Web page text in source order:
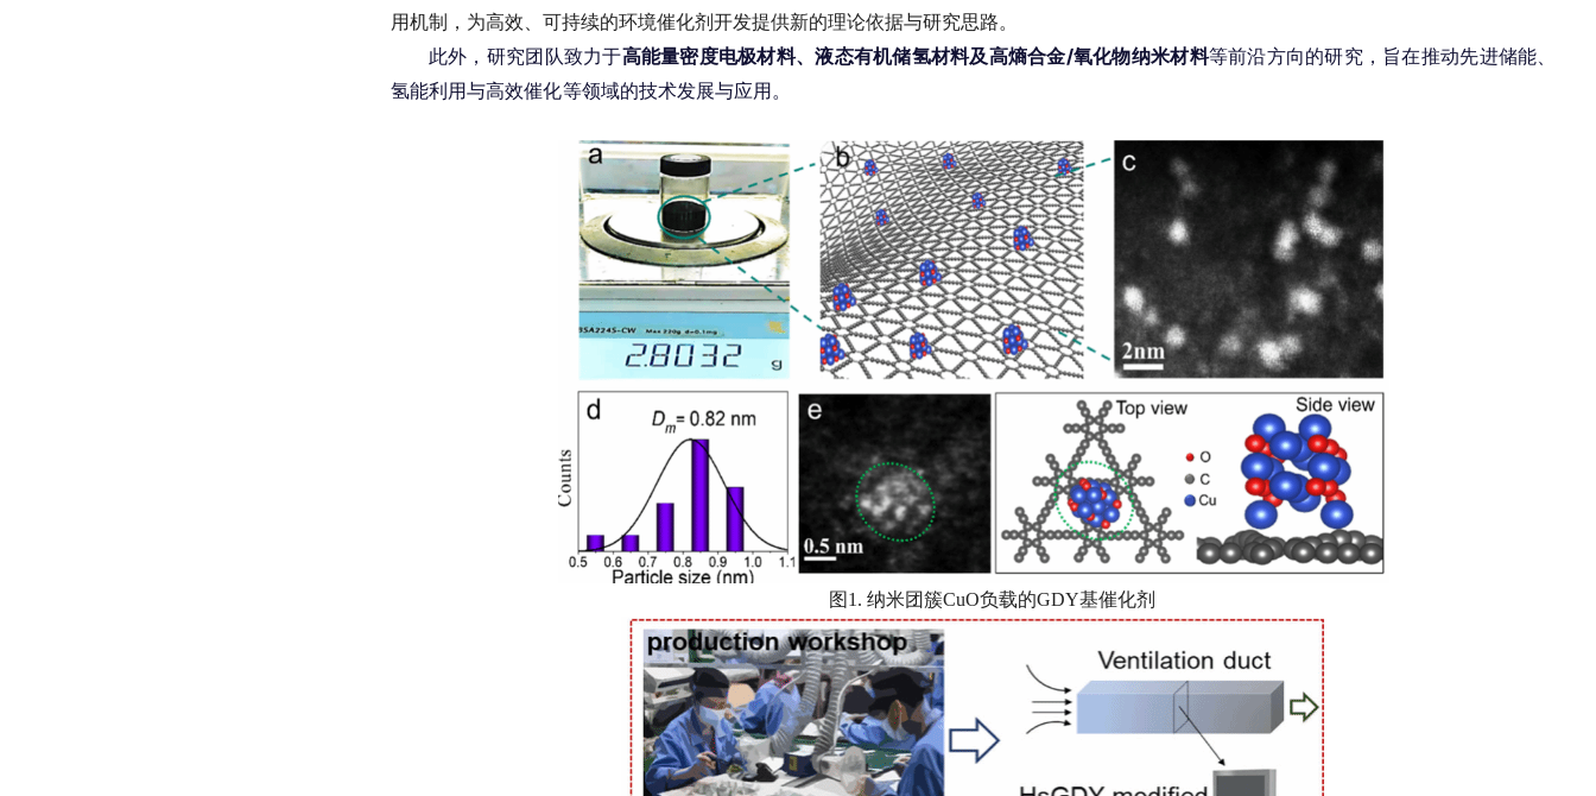
用机制，为高效、可持续的环境催化剂开发提供新的理论依据与研究思路。
此外，研究团队致力于高能量密度电极材料、液态有机储氢材料及高熵合金/氧化物纳米材料等前沿方向的研究，旨在推动先进储能、
氢能利用与高效催化等领域的技术发展与应用。
图1. 纳米团簇CuO负载的GDY基催化剂